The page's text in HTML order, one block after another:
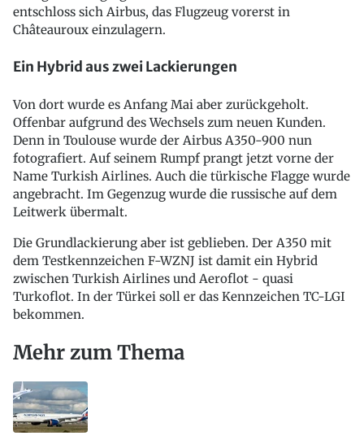
entschloss sich Airbus, das Flugzeug vorerst in
Châteauroux einzulagern.
Ein Hybrid aus zwei Lackierungen
Von dort wurde es Anfang Mai aber zurückgeholt.
Offenbar aufgrund des Wechsels zum neuen Kunden.
Denn in Toulouse wurde der Airbus A350-900 nun
fotografiert. Auf seinem Rumpf prangt jetzt vorne der
Name Turkish Airlines. Auch die türkische Flagge wurde
angebracht. Im Gegenzug wurde die russische auf dem
Leitwerk übermalt.
Die Grundlackierung aber ist geblieben. Der A350 mit
dem Testkennzeichen F-WZNJ ist damit ein Hybrid
zwischen Turkish Airlines und Aeroflot - quasi
Turkoflot. In der Türkei soll er das Kennzeichen TC-LGI
bekommen.
Mehr zum Thema